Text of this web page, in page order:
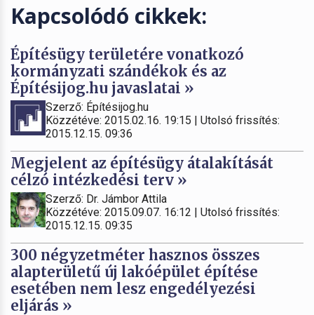
Kapcsolódó cikkek:
Építésügy területére vonatkozó
kormányzati szándékok és az
Építésijog.hu javaslatai »
Szerző: Építésijog.hu
Közzétéve: 2015.02.16. 19:15 | Utolsó frissítés:
2015.12.15. 09:36
Megjelent az építésügy átalakítását
célzó intézkedési terv »
Szerző: Dr. Jámbor Attila
Közzétéve: 2015.09.07. 16:12 | Utolsó frissítés:
2015.12.15. 09:35
300 négyzetméter hasznos összes
alapterületű új lakóépület építése
esetében nem lesz engedélyezési
eljárás »